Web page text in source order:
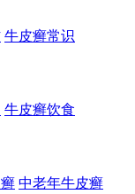
牛皮癣常识
牛皮癣饮食
中老年牛皮癣